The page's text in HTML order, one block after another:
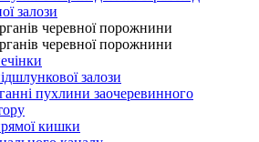
залози
черевної порожнини
черевної порожнини
залози
пухлини заочеревинного
кишки